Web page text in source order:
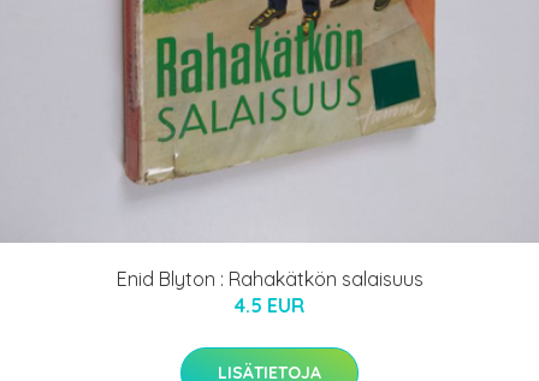
Enid Blyton : Rahakätkön salaisuus
4.5 EUR
LISÄTIETOJA